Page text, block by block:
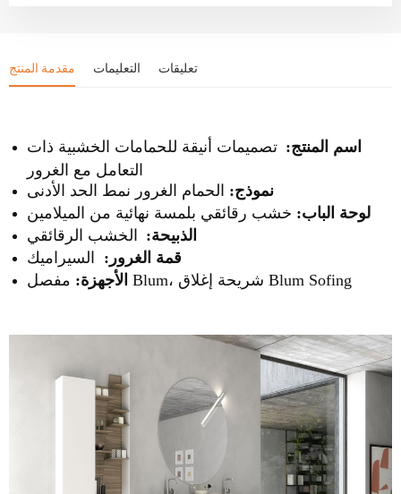
مقدمة المنتج التعليمات تعليقات
اسم المنتج: تصميمات أنيقة للحمامات الخشبية ذات
التعامل مع الغرور
نموذج: الحمام الغرور نمط الحد الأدنى
لوحة الباب: خشب رقائقي بلمسة نهائية من الميلامين
الذبيحة: الخشب الرقائقي
قمة الغرور: السيراميك
الأجهزة:
مفصل Blum، شريحة إغلاق Blum Sofing